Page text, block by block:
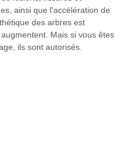
ainsi que l'accélération de
des arbres est
Mais si vous êtes
ils sont autorisés.